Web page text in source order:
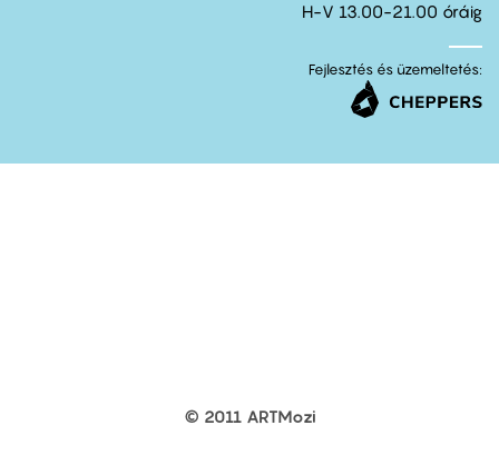
H-V 13.00-21.00 óráig
Fejlesztés és üzemeltetés:
© 2011 ARTMozi